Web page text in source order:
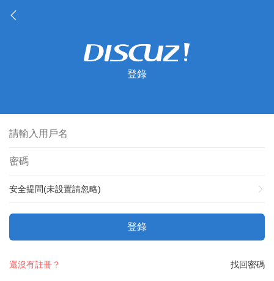
登錄
安全提問(未設置請忽略)
登錄
找回密碼
還沒有註冊？